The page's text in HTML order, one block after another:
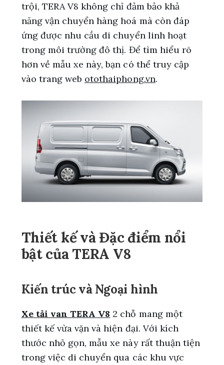
trội, TERA V8 không chỉ đảm bảo khả
năng vận chuyển hàng hoá mà còn đáp
ứng được nhu cầu di chuyển linh hoạt
trong môi trường đô thị. Để tìm hiểu rõ
hơn về mẫu xe này, bạn có thể truy cập
vào trang web otothaiphong.vn.
Thiết kế và Đặc điểm nổi
bật của TERA V8
Kiến trúc và Ngoại hình
Xe tải van TERA V8 2 chỗ mang một
thiết kế vừa vặn và hiện đại. Với kích
thước nhỏ gọn, mẫu xe này rất thuận tiện
trong việc di chuyển qua các khu vực